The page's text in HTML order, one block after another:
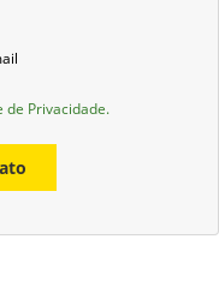
de Privacidade.